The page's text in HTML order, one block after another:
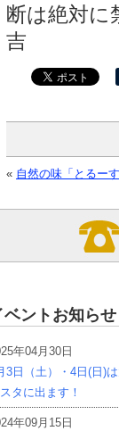
断は絶対に
吉
« 自然の味「とるー
ベントお知らせ
年04月30日
3日（土）・4日(日)
タに出ます！
年09月15日